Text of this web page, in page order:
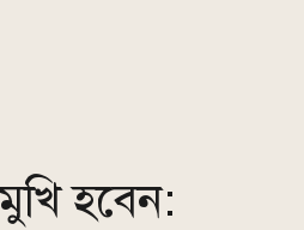
হবেন: